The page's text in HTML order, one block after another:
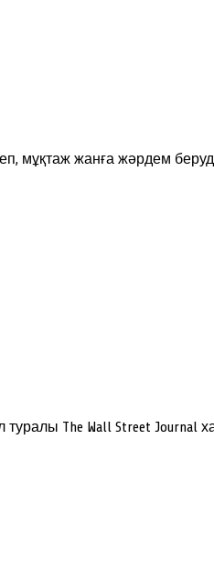
мұқтаж жанға жәрдем
туралы The Wall Street